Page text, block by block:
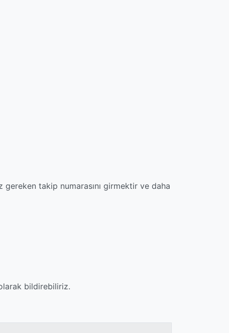
takip numarasını girmektir ve daha
bildirebiliriz.